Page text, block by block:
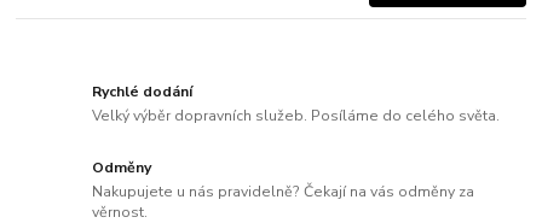
Rychlé dodání
Velký výběr dopravních služeb. Posíláme do celého světa.
Odměny
Nakupujete u nás pravidelně? Čekají na vás odměny za
věrnost.